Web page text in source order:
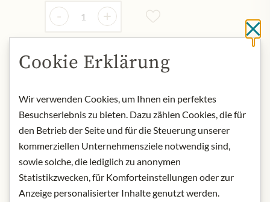
Množství
- +
Přidat do košíku
POPIS
Product name: Rooibos tea
Cookie Erklärung
Wir verwenden Cookies, um Ihnen ein perfektes
Besuchserlebnis zu bieten. Dazu zählen Cookies, die für
den Betrieb der Seite und für die Steuerung unserer
kommerziellen Unternehmensziele notwendig sind,
sowie solche, die lediglich zu anonymen
Statistikzwecken, für Komforteinstellungen oder zur
Anzeige personalisierter Inhalte genutzt werden.